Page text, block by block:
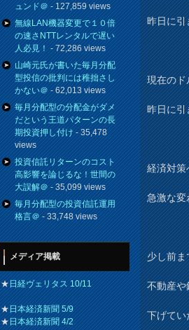
昨日に引
現在の
昨日に引
経済対策
急激な変
少し前ま
不動産や
下げてい
ュンド＠- 127,859 views
無線LAN機器変更で１０倍
の速さNTTレンタルで遅い
人必見！- 72,286 views
山崎元氏が書いた毎月分配
型投信の批判には稚拙さし
かない＠- 62,013 views
毎月分配型の分配金がダメ
だという王道パターンの長
期投資押し付け- 35,478
views
投資信託リターンのコスト
高影響を論じるな！世間の
大誤解＠- 35,099 views
毎月分配型の投資信託運用
格言＠- 33,748 views
メディア掲載
★日経ヴェリタス 10/11
★日本経済新聞 5/9
★日本経済新聞 4/2